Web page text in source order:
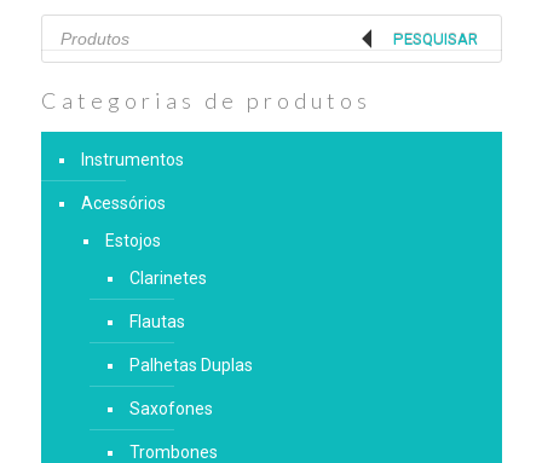
Products
search
PESQUISAR
Categorias de produtos
Instrumentos
Acessórios
Estojos
Clarinetes
Flautas
Palhetas Duplas
Saxofones
Trombones